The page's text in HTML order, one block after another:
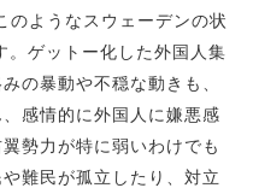
のようなスウェーデンの状
。ゲットー化した外国人集
の暴動や不穏な動きも、
感情的に外国人に嫌悪感
勢力が特に弱いわけでも
難民が孤立したり、対立